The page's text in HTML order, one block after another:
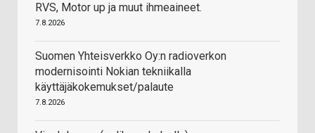
RVS, Motor up ja muut ihmeaineet.
7.8.2026
Suomen Yhteisverkko Oy:n radioverkon
modernisointi Nokian tekniikalla
käyttäjäkokemukset/palaute
7.8.2026